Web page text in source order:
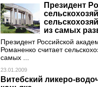
Президент
из самых
Президент Российской
Романенко считает
самых ...
23.01.2009
Витебский ликеро-